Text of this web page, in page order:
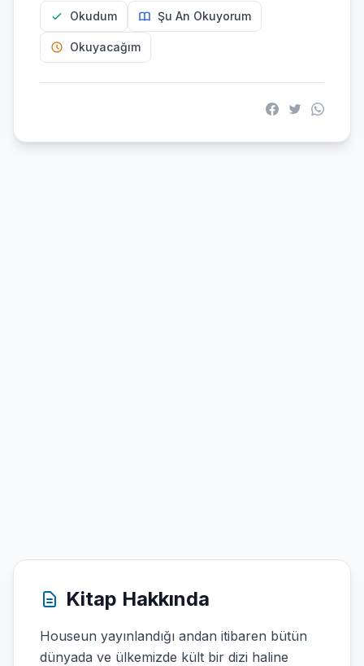
Okudum Şu An Okuyorum
Okuyacağım
Kitap Hakkında
Houseun yayınlandığı andan itibaren bütün
dünyada ve ülkemizde kült bir dizi haline